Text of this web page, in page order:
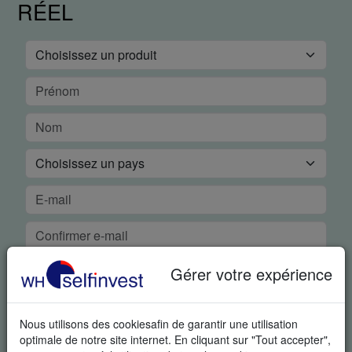
Gérer votre expérience
Nous utilisons des cookiesafin de garantir une utilisation
optimale de notre site internet. En cliquant sur "Tout accepter",
RÉEL